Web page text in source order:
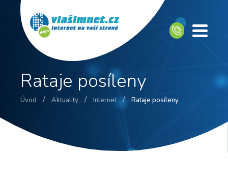
Rataje posíleny
Úvod / Aktuality / Internet / Rataje posíleny